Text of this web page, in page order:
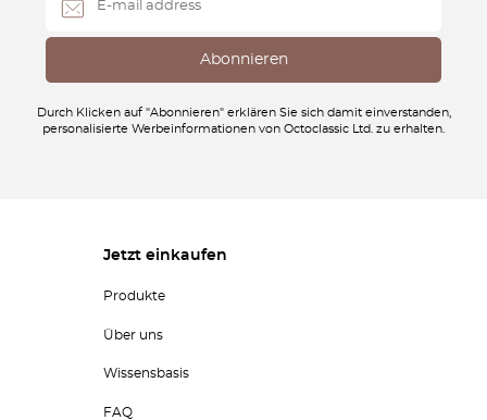
Durch Klicken auf "Abonnieren" erklären Sie sich damit einverstanden,
personalisierte Werbeinformationen von Octoclassic Ltd. zu erhalten.
Jetzt einkaufen
Produkte
Über uns
Wissensbasis
FAQ